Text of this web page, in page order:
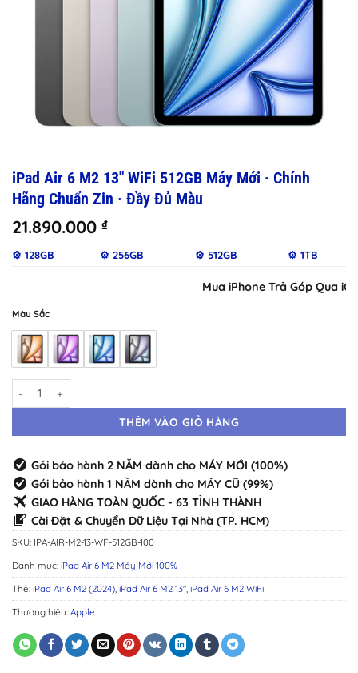
iPad Air 6 M2 13″ WiFi 512GB Máy Mới · Chính
Hãng Chuẩn Zin · Đầy Đủ Màu
21.890.000 ₫
⚙️ 128GB ⚙️ 256GB ⚙️ 512GB ⚙️ 1TB
Mua iPhone Trả Góp Qua
Màu Sắc
iPad Air 6 M2 13" WiFi 512GB Máy Mới · Chính Hãng Chuẩn Zin · Đầy
THÊM VÀO GIỎ HÀNG
Gói bảo hành 2 NĂM dành cho MÁY MỚI (100%)
Gói bảo hành 1 NĂM dành cho MÁY CŨ (99%)
GIAO HÀNG TOÀN QUỐC - 63 TỈNH THÀNH
Cài Đặt & Chuyển Dữ Liệu Tại Nhà (TP. HCM)
SKU: IPA-AIR-M2-13-WF-512GB-100
Danh mục: iPad Air 6 M2 Máy Mới 100%
Thẻ: iPad Air 6 M2 (2024), iPad Air 6 M2 13", iPad Air 6 M2 WiFi
Thương hiệu: Apple